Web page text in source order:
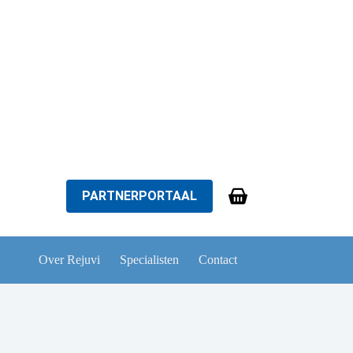
PARTNERPORTAAL Winkelwagen
Over Rejuvi Specialisten Contact